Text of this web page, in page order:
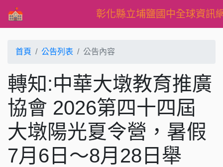
彰化縣立埔鹽國中全球資訊
首頁 公告列表 公告內容
轉知:中華大墩教育推廣
協會 2026第四十四屆
大墩陽光夏令營，暑假
7月6日～8月28日舉